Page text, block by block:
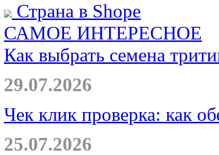
Страна в Shope
САМОЕ ИНТЕРЕСНОЕ
Как выбрать семена
29.07.2026
Чек клик проверка: как
25.07.2026